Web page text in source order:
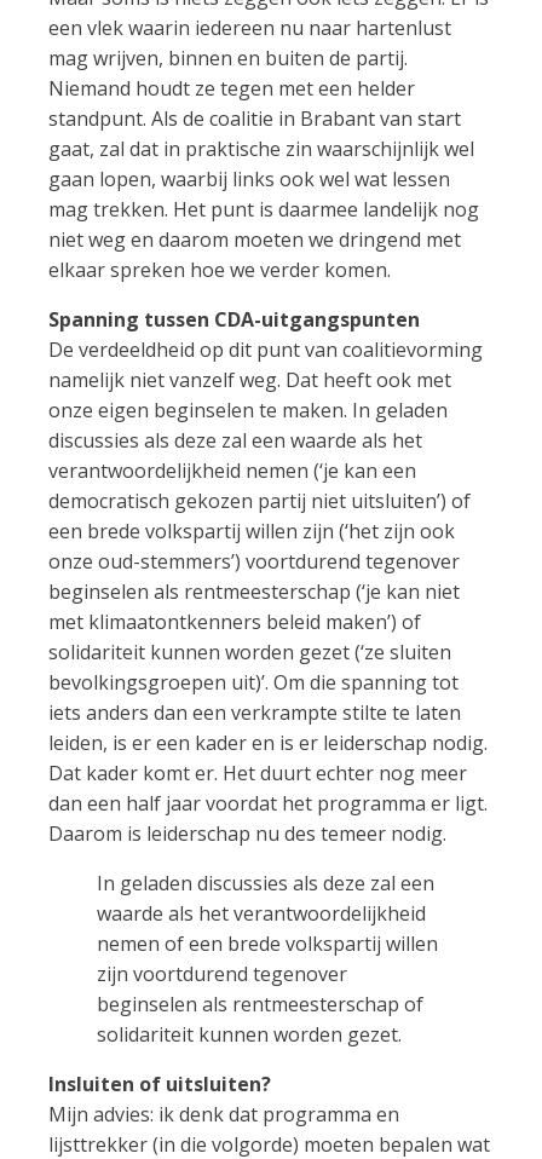
een vlek waarin iedereen nu naar hartenlust
mag wrijven, binnen en buiten de partij.
Niemand houdt ze tegen met een helder
standpunt. Als de coalitie in Brabant van start
gaat, zal dat in praktische zin waarschijnlijk wel
gaan lopen, waarbij links ook wel wat lessen
mag trekken. Het punt is daarmee landelijk nog
niet weg en daarom moeten we dringend met
elkaar spreken hoe we verder komen.
Spanning tussen CDA-uitgangspunten
De verdeeldheid op dit punt van coalitievorming
namelijk niet vanzelf weg. Dat heeft ook met
onze eigen beginselen te maken. In geladen
discussies als deze zal een waarde als het
verantwoordelijkheid nemen (‘je kan een
democratisch gekozen partij niet uitsluiten’) of
een brede volkspartij willen zijn (‘het zijn ook
onze oud-stemmers’) voortdurend tegenover
beginselen als rentmeesterschap (‘je kan niet
met klimaatontkenners beleid maken’) of
solidariteit kunnen worden gezet (‘ze sluiten
bevolkingsgroepen uit)’. Om die spanning tot
iets anders dan een verkrampte stilte te laten
leiden, is er een kader en is er leiderschap nodig.
Dat kader komt er. Het duurt echter nog meer
dan een half jaar voordat het programma er ligt.
Daarom is leiderschap nu des temeer nodig.
In geladen discussies als deze zal een
waarde als het verantwoordelijkheid
nemen of een brede volkspartij willen
zijn voortdurend tegenover
beginselen als rentmeesterschap of
solidariteit kunnen worden gezet.
Insluiten of uitsluiten?
Mijn advies: ik denk dat programma en
lijsttrekker (in die volgorde) moeten bepalen wat